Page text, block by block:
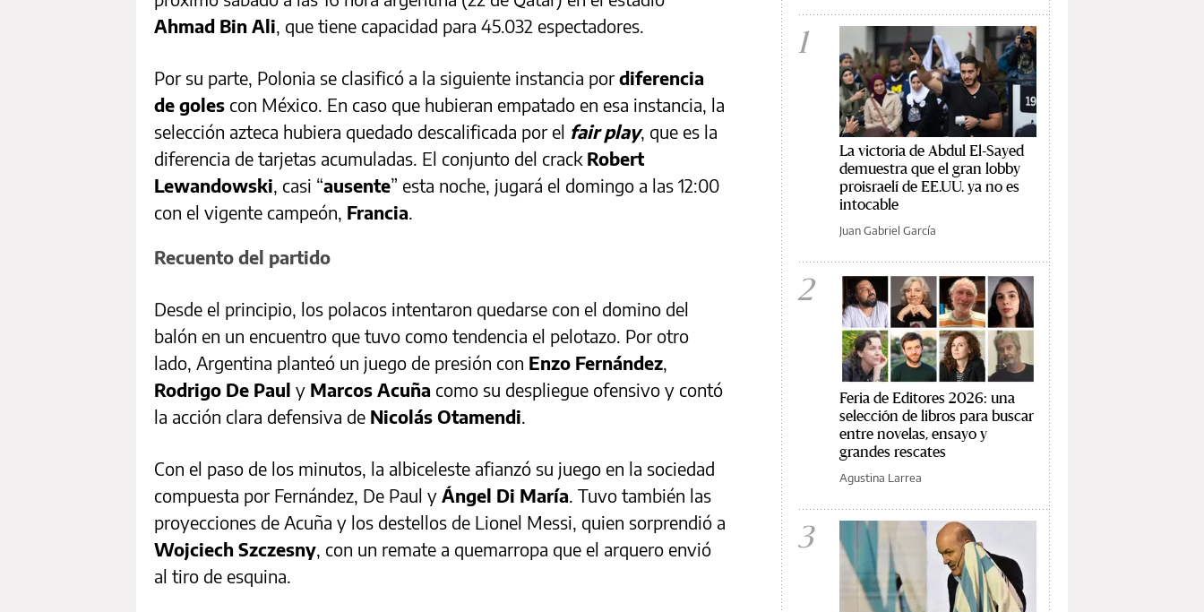
Ahmad Bin Ali, que tiene capacidad para 45.032 espectadores.
Por su parte, Polonia se clasificó a la siguiente instancia pordiferencia
de goles con México. En caso que hubieran empatado en esa instancia, la
selección azteca hubiera quedado descalificada por el fair play, que es la
diferencia de tarjetas acumuladas. El conjunto del crack Robert
Lewandowski, casi “ausente” esta noche, jugará el domingo a las 12:00
con el vigente campeón, Francia.
Recuento del partido
Desde el principio, los polacos intentaron quedarse con el domino del
balón en un encuentro que tuvo como tendencia el pelotazo. Por otro
lado, Argentina planteó un juego de presión con Enzo Fernández,
Rodrigo De Paul y Marcos Acuña como su despliegue ofensivo y contó
la acción clara defensiva de Nicolás Otamendi.
Con el paso de los minutos, la albiceleste afianzó su juego en la sociedad
compuesta por Fernández, De Paul y Ángel Di María. Tuvo también las
proyecciones de Acuña y los destellos de Lionel Messi, quien sorprendió a
Wojciech Szczesny, con un remate a quemarropa que el arquero envió
al tiro de esquina.
1
La victoria de Abdul El-Sayed
demuestra que el gran lobby
proisraelí de EE.UU. ya no es
intocable
Juan Gabriel García
2
Feria de Editores 2026: una
selección de libros para buscar
entre novelas, ensayo y
grandes rescates
Agustina Larrea
3